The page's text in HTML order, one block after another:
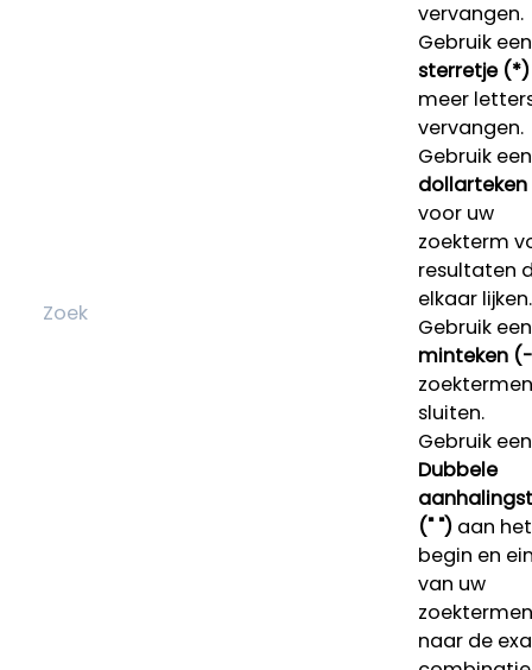
vervangen.
Gebruik een
sterretje (*)
meer
vervangen.
Gebruik een
voor uw
zoekterm
resultaten
elkaar lijken.
Gebruik een
minteken
sluiten.
Gebruik een
Dubbele
(" ")aan het
begin en
van uw
naar de